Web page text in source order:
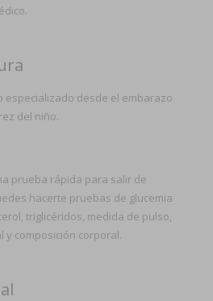
especializado desde el embarazo
del niño.
prueba rápida para salir de
hacerte pruebas de glucemia
triglicéridos, medida de pulso,
y composición corporal.